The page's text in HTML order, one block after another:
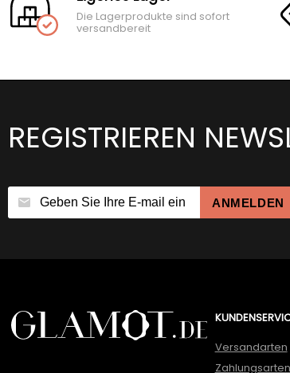
Die Lagerprodukte sind sofort
versandbereit
REGISTRIEREN
ANMELDEN
Versandarten
Zahlungsarten